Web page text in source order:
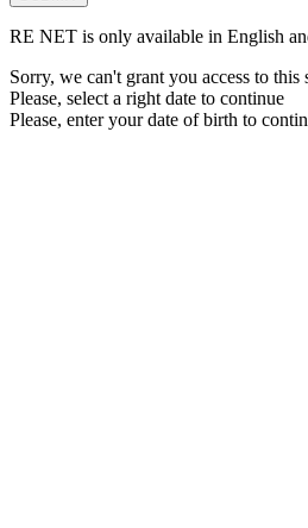
RE NET is only available in English
Sorry, we can't grant you access to this
Please, select a right date to continue
Please, enter your date of birth to